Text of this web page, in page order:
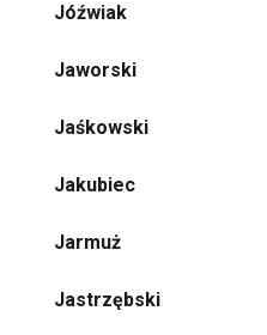
Jóźwiak
Jaworski
Jaśkowski
Jakubiec
Jarmuż
Jastrzębski